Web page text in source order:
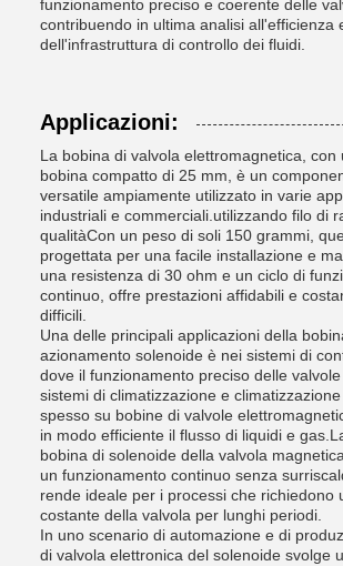
funzionamento preciso e coerente delle
contribuendo in ultima analisi all'efficienza
dell'infrastruttura di controllo dei fluidi.
Applicazioni:
La bobina di valvola elettromagnetica, con
bobina compatto di 25 mm, è un
versatile ampiamente utilizzato in varie
industriali e commerciali.utilizzando filo di
qualitàCon un peso di soli 150 grammi,
progettata per una facile installazione e
una resistenza di 30 ohm e un ciclo di
continuo, offre prestazioni affidabili e
difficili.
Una delle principali applicazioni della
azionamento solenoide è nei sistemi di
dove il funzionamento preciso delle
sistemi di climatizzazione e
spesso su bobine di valvole
in modo efficiente il flusso di liquidi e
bobina di solenoide della valvola
un funzionamento continuo senza
rende ideale per i processi che richiedono
costante della valvola per lunghi periodi.
In uno scenario di automazione e di
di valvola elettronica del solenoide svolge